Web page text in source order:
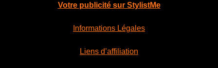
Votre publicité sur StylistMe
Informations Légales
Liens d’affiliation